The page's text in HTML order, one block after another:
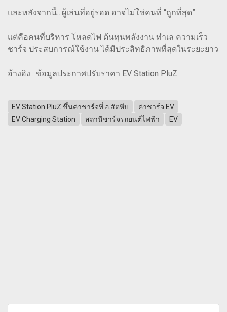
และหลังจากนี้…ผู้เล่นที่อยู่รอด อาจไม่ใช่คนที่ “ถูกที่สุด”
แต่คือคนที่บริหาร โหลดไฟ ต้นทุนพลังงาน ทำเล ความเร็ว
ชาร์จ ประสบการณ์ใช้งาน ได้มีประสิทธิภาพที่สุดในระยะยาว
อ้างอิง : ข้อมูลประกาศปรับราคา EV Station PluZ
EV Station PluZ ขึ้นค่าชาร์จที่ อ.สัตหีบ
ค่าชาร์จ EV
EV Charging Station
สถานีชาร์จรถยนต์ไฟฟ้า EV